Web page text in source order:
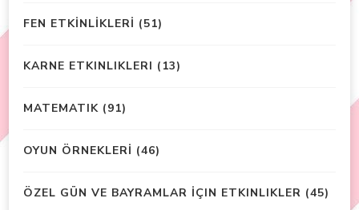
FEN ETKİNLİKLERİ (51)
KARNE ETKINLIKLERI (13)
MATEMATIK (91)
OYUN ÖRNEKLERİ (46)
ÖZEL GÜN VE BAYRAMLAR İÇIN ETKINLIKLER (45)